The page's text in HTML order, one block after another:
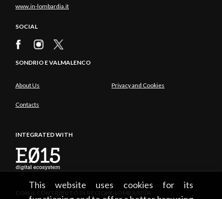
This website uses cookies for its
www.in-lombardia.it
SOCIAL
SONDRIO E VALMALENCO
About Us Privacy and Cookies
Contacts
INTEGRATED WITH
CON IL CONTRIBUTO DI REGIONE LOMBARDIA